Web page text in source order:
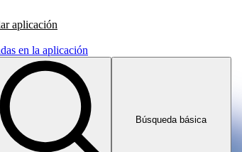
aplicación
en la aplicación
Búsqueda básica